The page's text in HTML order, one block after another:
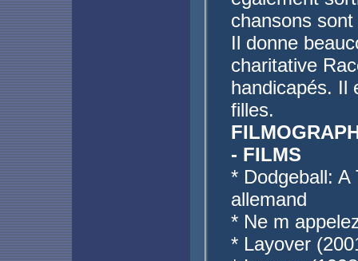
chansons
Il donne
charitative
handicapés. Il
filles.
- FILMS
* Dodgeball:
allemand
* Ne m
* Layover